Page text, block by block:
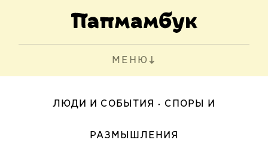
МЕНЮ
ЛЮДИ И СОБЫТИЯ СПОРЫ И
РАЗМЫШЛЕНИЯ